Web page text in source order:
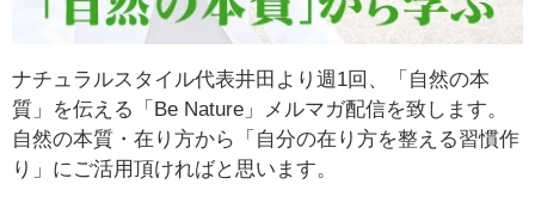
ナチュラルスタイル代表井田より週1回、「自然の本
質」を伝える「Be Nature」メルマガ配信を致します。
自然の本質・在り方から
「自分の在り方を整える習慣作
り」 にご活用頂ければと思います。